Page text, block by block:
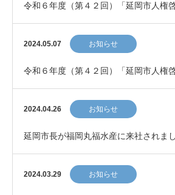
令和６年度（第４２回）「延岡市人権
会及び講演会」に登壇しました！
2024.05.07 お知らせ
令和６年度（第４２回）「延岡市人権
会及び講演会」に登壇します！
2024.04.26 お知らせ
延岡市長が福岡丸福水産に来社されま
2024.03.29 お知らせ